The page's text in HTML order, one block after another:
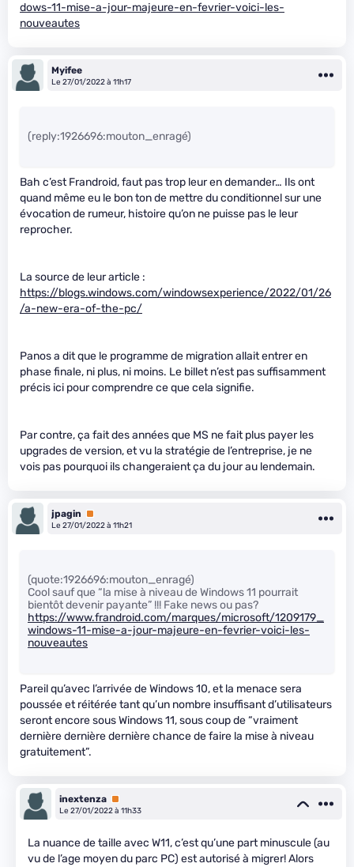
dows-11-mise-a-jour-majeure-en-fevrier-voici-les-
nouveautes
Myifee
Le 27/01/2022 à 11h17
(reply:1926696:mouton_enragé)
Bah c’est Frandroid, faut pas trop leur en demander… Ils ont
quand même eu le bon ton de mettre du conditionnel sur une
évocation de rumeur, histoire qu’on ne puisse pas le leur
reprocher.
La source de leur article :
https://blogs.windows.com/windowsexperience/2022/01/26
/a-new-era-of-the-pc/
Panos a dit que le programme de migration allait entrer en
phase finale, ni plus, ni moins. Le billet n’est pas suffisamment
précis ici pour comprendre ce que cela signifie.
Par contre, ça fait des années que MS ne fait plus payer les
upgrades de version, et vu la stratégie de l’entreprise, je ne
vois pas pourquoi ils changeraient ça du jour au lendemain.
jpagin
Premium
Le 27/01/2022 à 11h21
(quote:1926696:mouton_enragé)
Cool sauf que “la mise à niveau de Windows 11 pourrait
bientôt devenir payante” !!! Fake news ou pas?
https://www.frandroid.com/marques/microsoft/1209179_
windows-11-mise-a-jour-majeure-en-fevrier-voici-les-
nouveautes
Pareil qu’avec l’arrivée de Windows 10, et la menace sera
poussée et réitérée tant qu’un nombre insuffisant d’utilisateurs
seront encore sous Windows 11, sous coup de “vraiment
dernière dernière dernière chance de faire la mise à niveau
gratuitement”.
inextenza Premium
Le 27/01/2022 à 11h33
La nuance de taille avec W11, c’est qu’une part minuscule (au
vu de l’age moyen du parc PC) est autorisé à migrer! Alors